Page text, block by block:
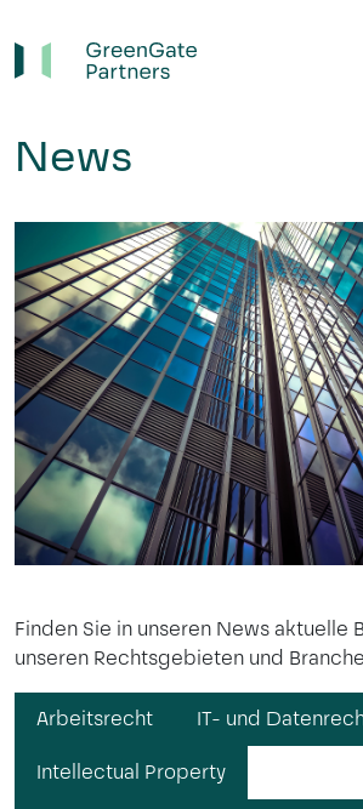
News
Finden Sie in unseren News aktuelle
unseren Rechtsgebieten und
Arbeitsrecht IT- und
Intellectual Property